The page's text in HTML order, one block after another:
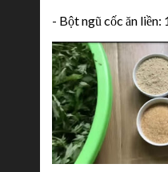
- Bột ngũ cốc ăn liền: